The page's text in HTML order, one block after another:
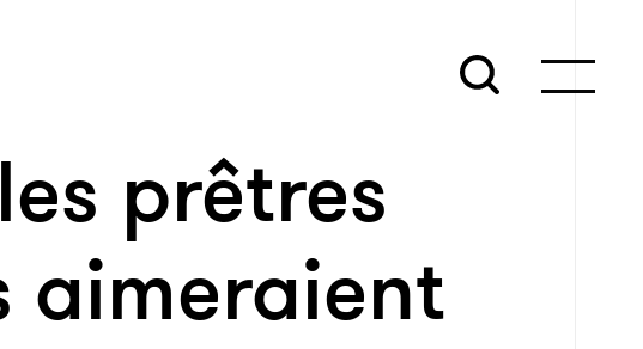
prêtres
aimeraient